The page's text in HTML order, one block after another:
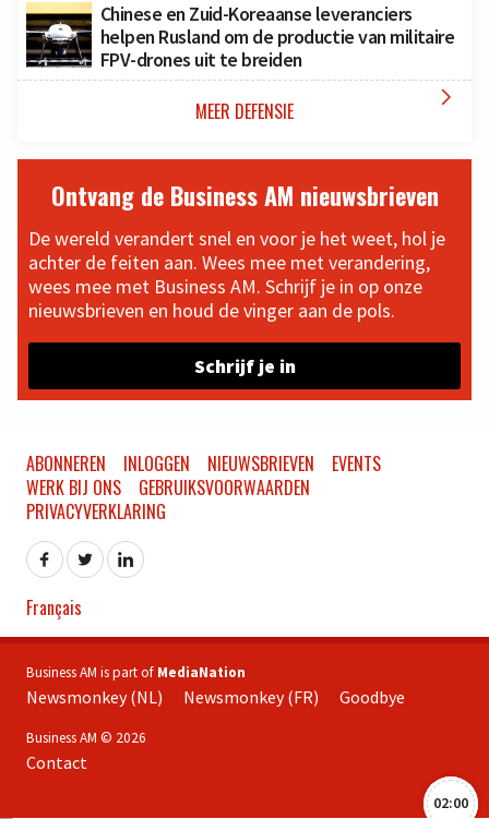
Chinese en Zuid-Koreaanse leveranciers
helpen Rusland om de productie van militaire
FPV-drones uit te breiden
MEER DEFENSIE 
Ontvang de Business AM nieuwsbrieven
De wereld verandert snel en voor je het weet, hol je
achter de feiten aan. Wees mee met verandering,
wees mee met Business AM. Schrijf je in op onze
nieuwsbrieven en houd de vinger aan de pols.
Schrijf je in
02:00
ABONNEREN INLOGGEN NIEUWSBRIEVEN
EVENTS
WERK BIJ ONS
GEBRUIKSVOORWAARDEN
PRIVACYVERKLARING
Français
Business AM is part of MediaNation
Newsmonkey (NL) Newsmonkey (FR) Goodbye
Business AM © 2026
Contact